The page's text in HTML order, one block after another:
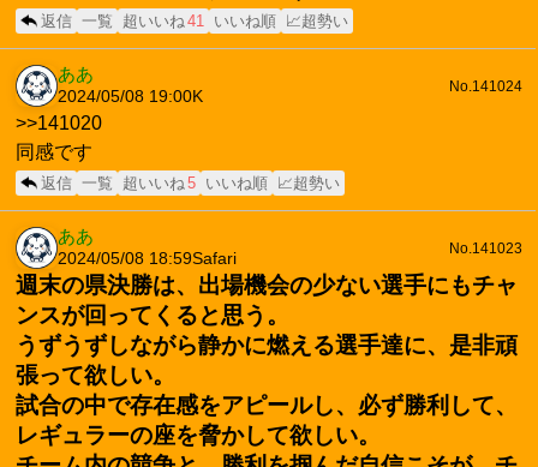
返信 一覧 超いいね41 いいね順 📈超勢い
ああ
2024/05/08 19:00K
No.141024
>>141020
同感です
返信 一覧 超いいね5 いいね順 📈超勢い
ああ
2024/05/08 18:59Safari
No.141023
週末の県決勝は、出場機会の少ない選手にもチャ
ンスが回ってくると思う。
うずうずしながら静かに燃える選手達に、是非頑
張って欲しい。
試合の中で存在感をアピールし、必ず勝利して、
レギュラーの座を脅かして欲しい。